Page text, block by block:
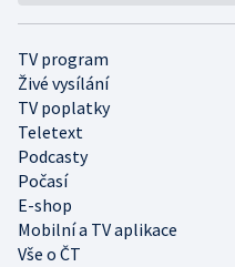
TV program
Živé vysílání
TV poplatky
Teletext
Podcasty
Počasí
E-shop
Mobilní a TV aplikace
Vše o ČT